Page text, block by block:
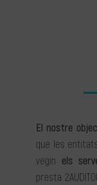
El nostre
que les
vegin els
presta